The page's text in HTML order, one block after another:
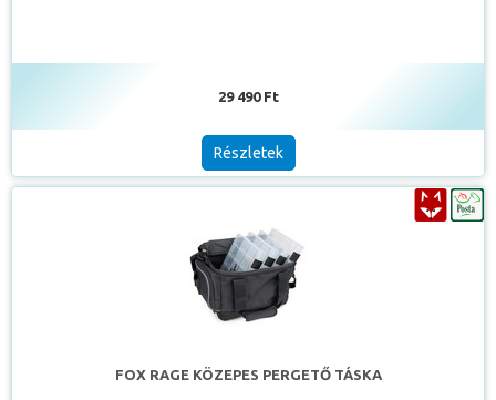
29 490 Ft
Részletek
FOX RAGE KÖZEPES PERGETŐ TÁSKA